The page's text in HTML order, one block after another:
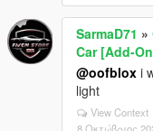
SarmaD71 »
Car [Add-
@oofblox i
light
View Context
8 Οκτώβριος